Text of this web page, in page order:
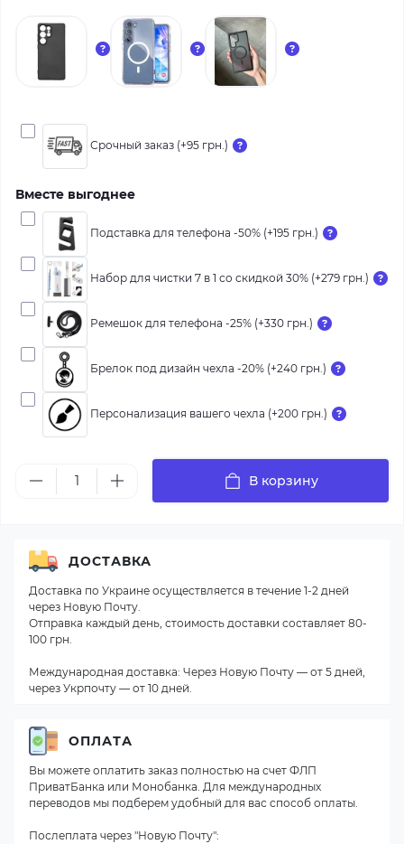
Срочный заказ (+95 грн.)
Вместе выгоднее
Подставка для телефона -50% (+195 грн.)
Набор для чистки 7 в 1 со скидкой 30% (+279 грн.)
Ремешок для телефона -25% (+330 грн.)
Брелок под дизайн чехла -20% (+240 грн.)
Персонализация вашего чехла (+200 грн.)
В корзину
ДОСТАВКА
Доставка по Украине осуществляется в течение 1-2 дней
через Новую Почту.
Отправка каждый день, стоимость доставки составляет 80-
100 грн.
Международная доставка: Через Новую Почту — от 5 дней,
через Укрпочту — от 10 дней.
ОПЛАТА
Вы можете оплатить заказ полностью на счет ФЛП
ПриватБанка или Монобанка. Для международных
переводов мы подберем удобный для вас способ оплаты.
Послеплата через "Новую Почту":